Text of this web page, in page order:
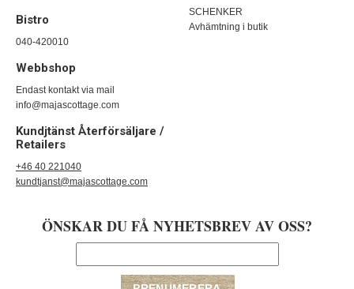
Bistro
040-420010
Webbshop
Endast kontakt via mail
info@majascottage.com
Kundjtänst Återförsäljare /
Retailers
+46 40 221040
kundtjanst@majascottage.com
SCHENKER
Avhämtning i butik
ÖNSKAR DU FÅ NYHETSBREV AV OSS?